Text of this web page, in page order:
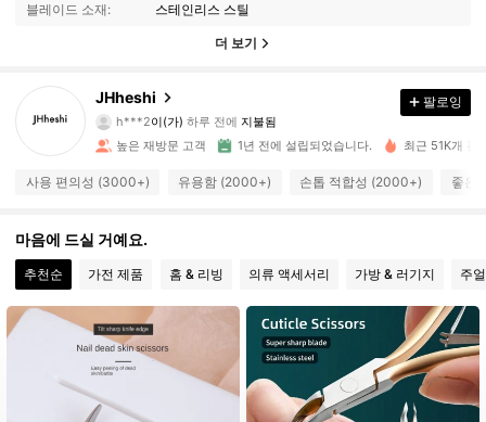
블레이드 소재:
스테인리스 스틸
더 보기
JHheshi
4.91
5.5K 팔로워
이(가) 하루 전에
지불됨
p***8다음4시간 전
4.91
4.91 5.5K 팔로워
팔로잉
높은 재방문 고객 1년 전에 설립되었습니다. 최근 51K개 판
사용 편의성 (3000+) 유용함 (2000+) 손톱 적합성 (2000+) 좋은
마음에 드실 거예요.
추천순 가전 제품 홈 & 리빙 의류 액세서리 가방 & 러기지 주